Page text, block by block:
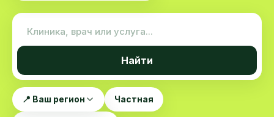
Найти
📍 Ваш регион Частная